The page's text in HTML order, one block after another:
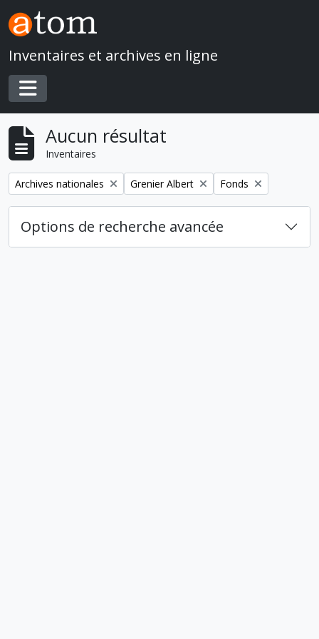
Skip to main content
Inventaires et archives en ligne
Toggle navigation
Aucun résultat
Inventaires
Remove filter:
Archives nationales Remove filter:
Grenier Albert Remove filter:
Fonds
Options de recherche avancée